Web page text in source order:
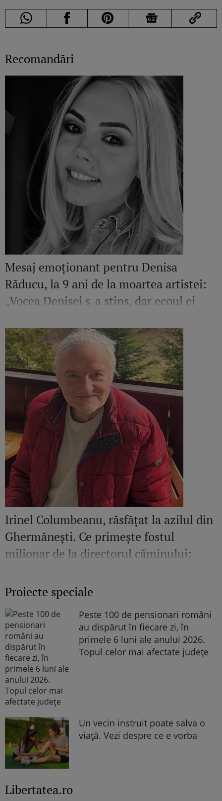
Recomandări
Mesaj emoționant pentru Denisa
Răducu, la 9 ani de la moartea artistei:
„Vocea Denisei s-a stins, dar ecoul ei
Irinel Columbeanu, răsfățat la azilul din
Ghermănești. Ce primește fostul
milionar de la directorul căminului:
Proiecte speciale
Peste 100 de pensionari români
au dispărut în fiecare zi, în
primele 6 luni ale anului 2026.
Topul celor mai afectate județe
Un vecin instruit poate salva o
viață. Vezi despre ce e vorba
Libertatea.ro